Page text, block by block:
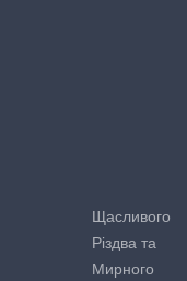
Щасливого
Різдва та
Мирного